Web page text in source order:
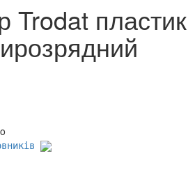
Trodat пластик